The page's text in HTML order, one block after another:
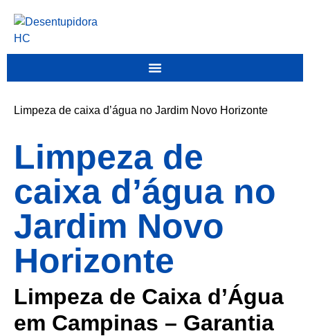
Limpeza de caixa d’água no Jardim Novo Horizonte
Limpeza de
caixa d’água no
Jardim Novo
Horizonte
Limpeza de Caixa d’Água
em Campinas – Garantia